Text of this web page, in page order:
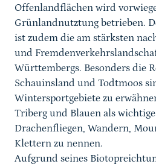
Offenlandflächen wird
Grünlandnutztung betrieben.
ist zudem die am stärksten
und
Württembergs. Besonders die
Schauinsland und Todtmoos
Wintersportgebiete zu
Triberg und Blauen als
Drachenfliegen, Wandern,
Klettern zu nennen.
Aufgrund seines